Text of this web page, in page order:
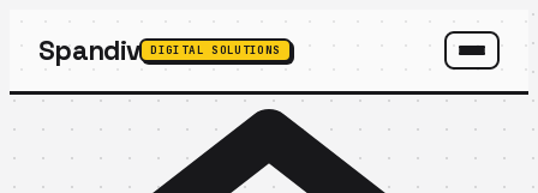
Spandiv DIGITAL SOLUTIONS
SPANDIV ASSISTANT